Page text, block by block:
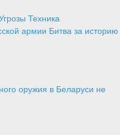
Техника
армии Битва за историю
оружия в Беларуси не